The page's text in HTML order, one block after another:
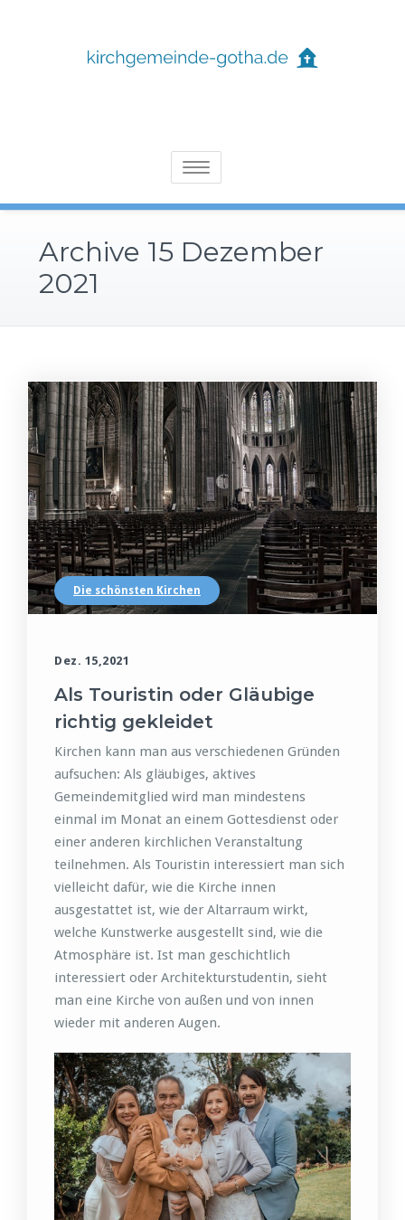
Kirchgemeinde-gotha.de
Toggle
Archive 15 Dezember
2021
Die schönsten Kirchen
Dez. 15,2021
Als Touristin oder Gläubige
richtig gekleidet
Kirchen kann man aus verschiedenen Gründen
aufsuchen: Als gläubiges, aktives
Gemeindemitglied wird man mindestens
einmal im Monat an einem Gottesdienst oder
einer anderen kirchlichen Veranstaltung
teilnehmen. Als Touristin interessiert man sich
vielleicht dafür, wie die Kirche innen
ausgestattet ist, wie der Altarraum wirkt,
welche Kunstwerke ausgestellt sind, wie die
Atmosphäre ist. Ist man geschichtlich
interessiert oder Architekturstudentin, sieht
man eine Kirche von außen und von innen
wieder mit anderen Augen.